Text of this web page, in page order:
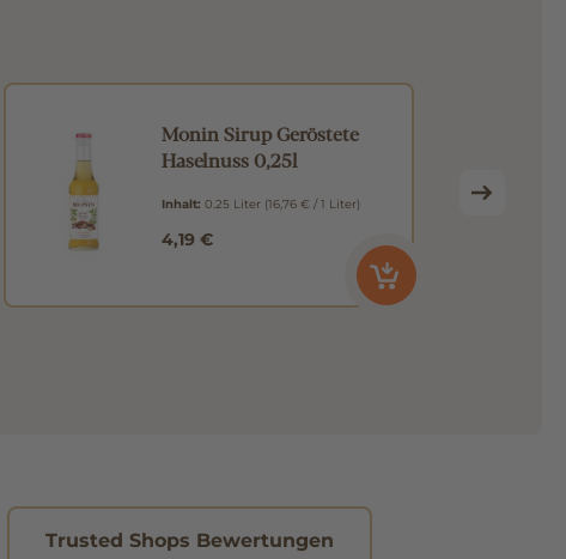
Monin Sirup Geröstete
Haselnuss 0,25l
Inhalt:0.25 Liter (16,76 € / 1 Liter)
4,19 €
Trusted Shops Bewertungen